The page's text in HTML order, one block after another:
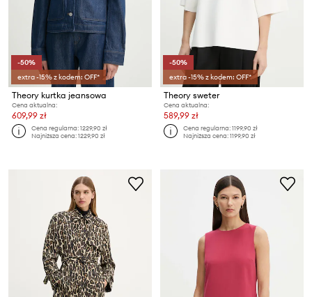
-50%
extra -15% z kodem: OFF*
Theory kurtka jeansowa
Cena aktualna:
609,99 zł
Cena regularna:1229,90 zł
Najniższa cena:1229,90 zł
-50%
extra -15% z kodem: OFF*
Theory sweter
Cena aktualna:
589,99 zł
Cena regularna:1199,90 zł
Najniższa cena:1199,90 zł